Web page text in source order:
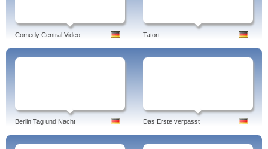
Comedy Central Video Tatort
Berlin Tag und Nacht Das Erste verpasst